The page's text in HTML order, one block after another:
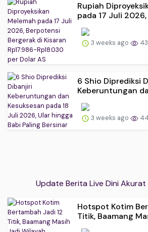
Rupiah
pada 17 Juli 2026,
3 weeks ago 43
6 Shio Diprediksi
Keberuntungan
3 weeks ago 44
Update Berita Live Dini
Hotspot Kotim
Titik, Baamang